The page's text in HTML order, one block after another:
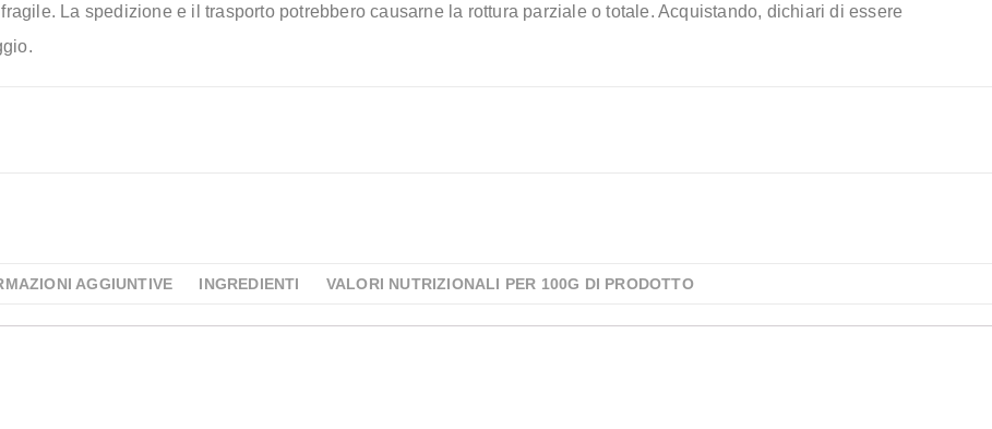
La spedizione e il trasporto potrebbero causarne la rottura parziale o totale. Acquistando, dichiari di essere
AGGIUNTIVE INGREDIENTI VALORI NUTRIZIONALI PER 100G DI PRODOTTO